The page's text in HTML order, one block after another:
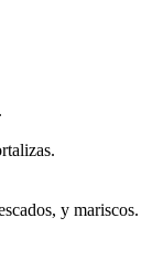
y mariscos.